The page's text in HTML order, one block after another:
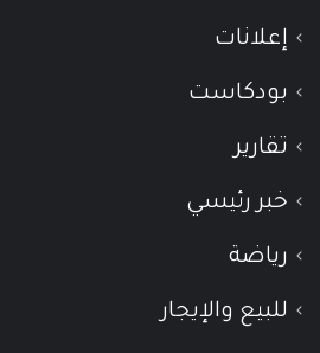
إعلانات
بودكاست
تقارير
خبر رئيسي
رياضة
للبيع والإيجار